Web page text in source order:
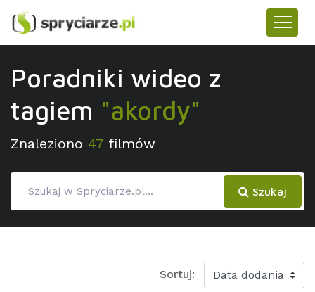
Poradniki wideo z
tagiem "akordy"
Znaleziono 47 filmów
Szukaj
Sortuj: